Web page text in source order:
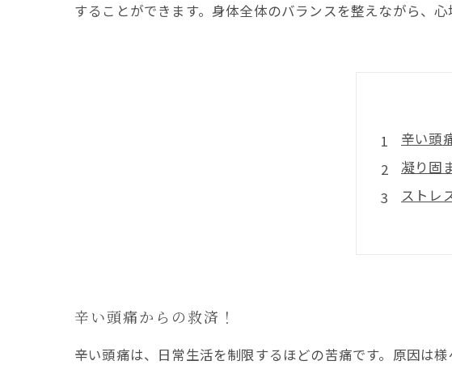
することができます。身体全体のバランスを整えながら、
辛い頭
凝り固
ストレ
正し
辛い頭痛からの救済！
辛い頭痛は、日常生活を制限するほどの苦痛です。原因は